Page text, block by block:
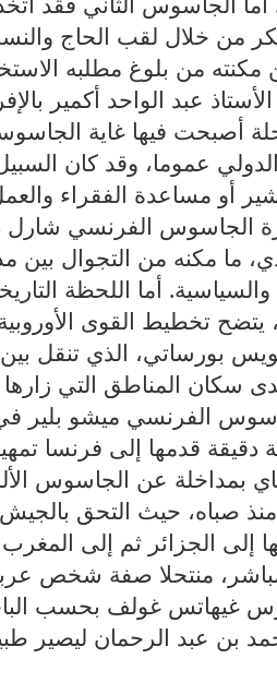
من خلال لقب الحاج
من بلوغ مطلبه
عبد الواحد أكمير
1896، وهي مرحلة أصبحت فيها غاية
عموما، وقد كان
أو مساعدة الفقراء
الجاسوس الفرنسي شارل
مكنه من التجوال بين
أما اللحظة
تخطيط القوى الأوروبية
الذي تنقل بين
المناطق التي زارها
الفرنسي ميشو بلير في
قدمها إلى فرنسا
بمداخلة عن الجاسوس
صباه، حيث التحق بالجيش
إلى الجزائر ثم إلى
منتحلا صفة
غيهاتس غولف بحسب
بن عبد الرحمان ليصير